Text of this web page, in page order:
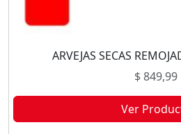
ARVEJAS SECAS
$849,99
Ver